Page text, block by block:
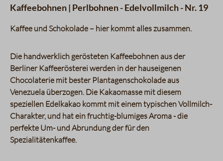
Kaffeebohnen | Perlbohnen - Edelvollmilch - Nr. 19
Kaffee und Schokolade – hier kommt alles zusammen.
Die handwerklich gerösteten Kaffeebohnen aus der
Berliner Kaffeerösterei werden in der hauseigenen
Chocolaterie mit bester Plantagenschokolade aus
Venezuela überzogen. Die Kakaomasse mit diesem
speziellen Edelkakao kommt mit einem typischen Vollmilch-
Charakter, und hat ein fruchtig-blumiges Aroma - die
perfekte Um- und Abrundung der für den
Spezialitätenkaffee.